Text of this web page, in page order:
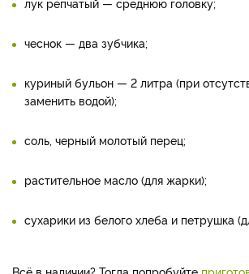
лук репчатый — среднюю головку;
чеснок — два зубчика;
куриный бульон — 2 литра (при
заменить водой);
соль, черный молотый перец;
растительное масло (для жарки);
сухарики из белого хлеба и петрушка